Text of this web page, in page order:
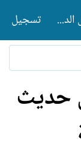
تسجيل الدخول تسجيل
حديث